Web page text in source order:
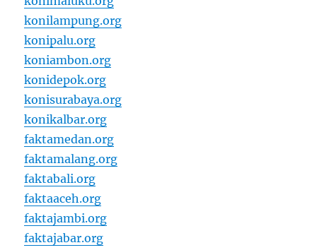
konilampung.org
konipalu.org
koniambon.org
konidepok.org
konisurabaya.org
konikalbar.org
faktamedan.org
faktamalang.org
faktabali.org
faktaaceh.org
faktajambi.org
faktajabar.org